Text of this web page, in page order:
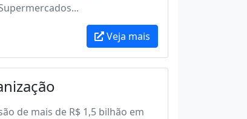
Veja mais
de mais de R$ 1,5 bilhão em